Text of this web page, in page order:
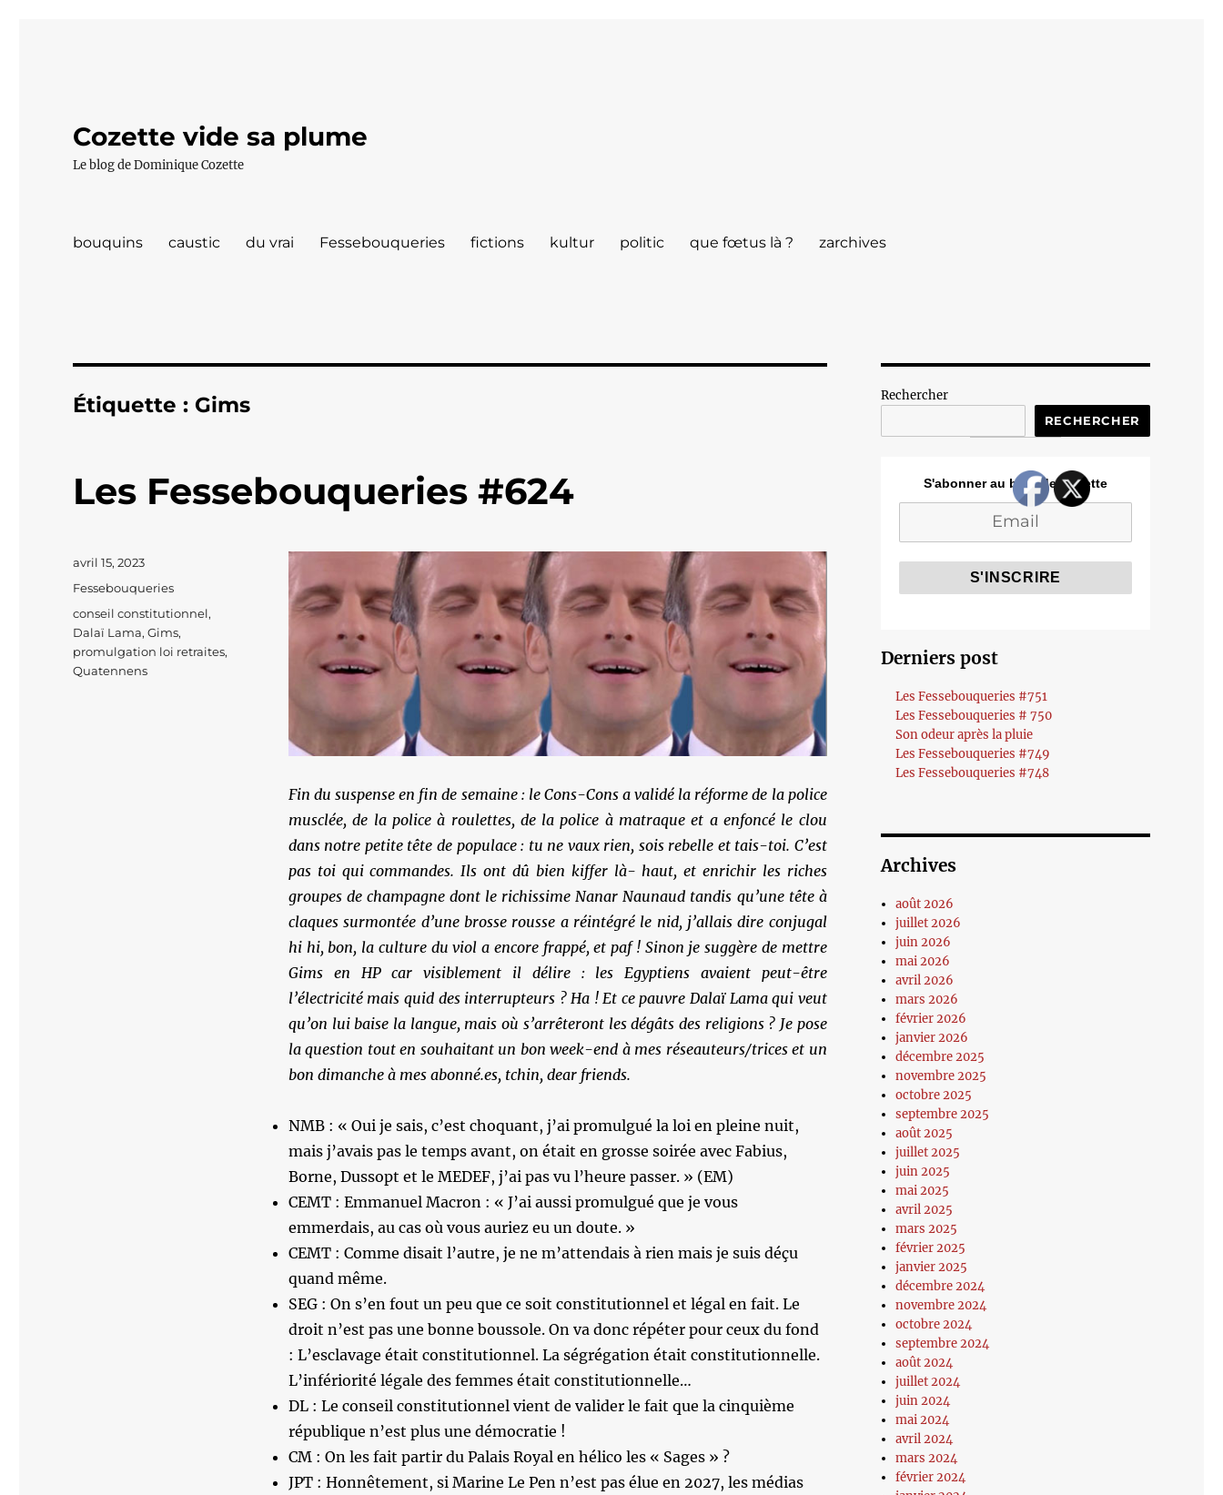
Cozette vide sa plume
Le blog de Dominique Cozette
bouquins caustic du vrai Fessebouqueries fictions kultur politic que fœtus là ? zarchives
Étiquette : Gims
Les Fessebouqueries #624
Fin du suspense en fin de semaine : le Cons-Cons a validé la réforme de la police
musclée, de la police à roulettes, de la police à matraque et a enfoncé le clou
dans notre petite tête de populace : tu ne vaux rien, sois rebelle et tais-toi. C’est
pas toi qui commandes. Ils ont dû bien kiffer là- haut, et enrichir les riches
groupes de champagne dont le richissime Nanar Naunaud tandis qu’une tête à
claques surmontée d’une brosse rousse a réintégré le nid, j’allais dire conjugal
hi hi, bon, la culture du viol a encore frappé, et paf ! Sinon je suggère de mettre
Gims en HP car visiblement il délire : les Egyptiens avaient peut-être
l’électricité mais quid des interrupteurs ? Ha ! Et ce pauvre Dalaï Lama qui veut
qu’on lui baise la langue, mais où s’arrêteront les dégâts des religions ? Je pose
la question tout en souhaitant un bon week-end à mes réseauteurs/trices et un
bon dimanche à mes abonné.es, tchin, dear friends.
NMB : « Oui je sais, c’est choquant, j’ai promulgué la loi en pleine nuit,
mais j’avais pas le temps avant, on était en grosse soirée avec Fabius,
Borne, Dussopt et le MEDEF, j’ai pas vu l’heure passer. » (EM)
CEMT : Emmanuel Macron : « J’ai aussi promulgué que je vous
emmerdais, au cas où vous auriez eu un doute. »
CEMT : Comme disait l’autre, je ne m’attendais à rien mais je suis déçu
quand même.
SEG : On s’en fout un peu que ce soit constitutionnel et légal en fait. Le
droit n’est pas une bonne boussole. On va donc répéter pour ceux du fond
: L’esclavage était constitutionnel. La ségrégation était constitutionnelle.
L’infériorité légale des femmes était constitutionnelle…
DL : Le conseil constitutionnel vient de valider le fait que la cinquième
république n’est plus une démocratie !
CM : On les fait partir du Palais Royal en hélico les « Sages » ?
JPT : Honnêtement, si Marine Le Pen n’est pas élue en 2027, les médias
Publié
avril 15, 2023
Catégories
Fessebouqueries
Étiquettes
conseil constitutionnel,
Dalaï Lama,Gims,
promulgation loi retraites,
Quatennens
Rechercher
RECHERCHER
S'abonner au blog de Cozette
Derniers post
Les Fessebouqueries #751
Les Fessebouqueries # 750
Son odeur après la pluie
Les Fessebouqueries #749
Les Fessebouqueries #748
Archives
août 2026
juillet 2026
juin 2026
mai 2026
avril 2026
mars 2026
février 2026
janvier 2026
décembre 2025
novembre 2025
octobre 2025
septembre 2025
août 2025
juillet 2025
juin 2025
mai 2025
avril 2025
mars 2025
février 2025
janvier 2025
décembre 2024
novembre 2024
octobre 2024
septembre 2024
août 2024
juillet 2024
juin 2024
mai 2024
avril 2024
mars 2024
février 2024